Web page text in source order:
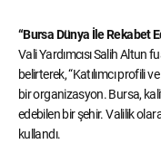
“Bursa Dünya İle Rekabet
Vali Yardımcısı Salih Altun
belirterek, “Katılımcı profili
bir organizasyon. Bursa,
edebilen bir şehir. Valilik
kullandı.